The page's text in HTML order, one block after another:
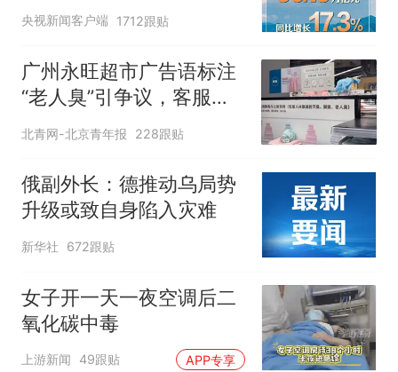
央视新闻客户端 1712跟贴
广州永旺超市广告语标注
“老人臭”引争议，客服回
应
北青网-北京青年报 228跟贴
俄副外长：德推动乌局势
升级或致自身陷入灾难
新华社 672跟贴
女子开一天一夜空调后二
氧化碳中毒
上游新闻 49跟贴 APP专享